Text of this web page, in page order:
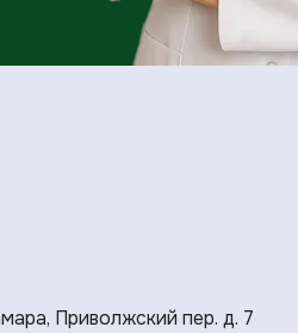
Приволжский пер. д. 7